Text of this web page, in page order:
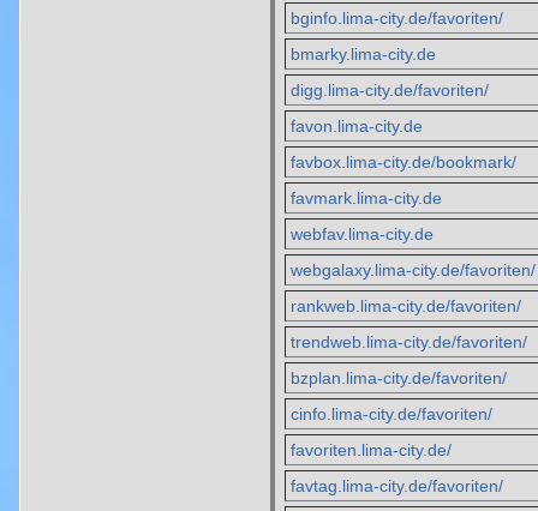
bginfo.lima-city.de/favoriten/
bmarky.lima-city.de
digg.lima-city.de/favoriten/
favon.lima-city.de
favbox.lima-city.de/bookmark/
favmark.lima-city.de
webfav.lima-city.de
webgalaxy.lima-city.de/favoriten/
rankweb.lima-city.de/favoriten/
trendweb.lima-city.de/favoriten/
bzplan.lima-city.de/favoriten/
cinfo.lima-city.de/favoriten/
favoriten.lima-city.de/
favtag.lima-city.de/favoriten/